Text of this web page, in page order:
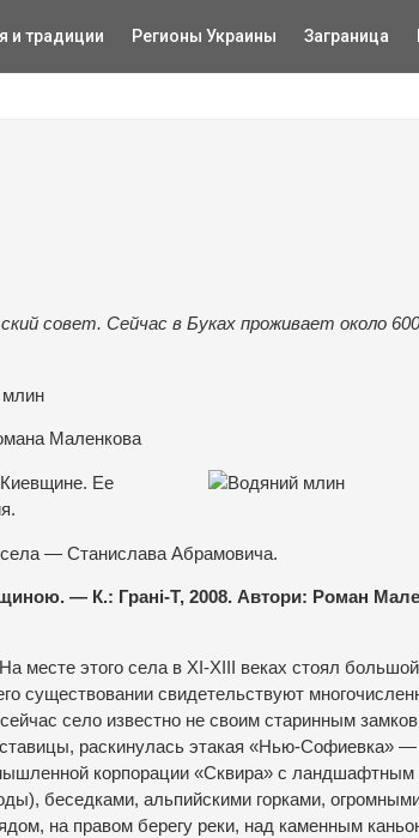
и традиции Регионы Украины Заграница
совет. Сейчас в Буках проживает около 600
Маленкова
Ее
— Станислава Абрамовича.
— К.: Грані-Т, 2008. Автори: Роман
месте этого села в ХI-ХIII веках стоял большой
существовании свидетельствуют
село известно не своим старинным
раскинулась этакая «Нью-Софиевка» —
корпорации «Сквира» с ландшафтным
беседками, альпийскими горками,
на правом берегу реки, над каменным